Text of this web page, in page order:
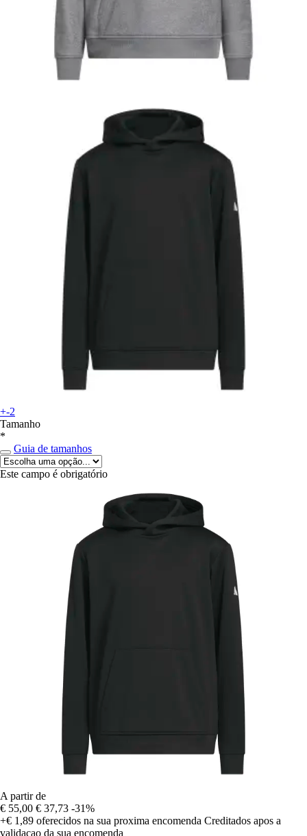
+-2
Tamanho
*
Guia de tamanhos
Este campo é obrigatório
A partir de
€ 55,00 € 37,73 -31%
+€ 1,89 oferecidos na sua proxima encomenda Creditados apos a
validacao da sua encomenda